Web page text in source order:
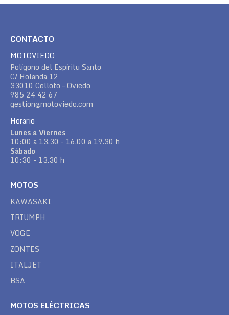
CONTACTO
MOTOVIEDO
Polígono del Espíritu Santo
C/ Holanda 12
33010 Colloto – Oviedo
985 24 42 67
gestion@motoviedo.com
Horario
Lunes a Viernes
10:00 a 13.30 - 16.00 a 19.30 h
Sábado
10:30 - 13.30 h
MOTOS
KAWASAKI
TRIUMPH
VOGE
ZONTES
ITALJET
BSA
MOTOS ELÉCTRICAS